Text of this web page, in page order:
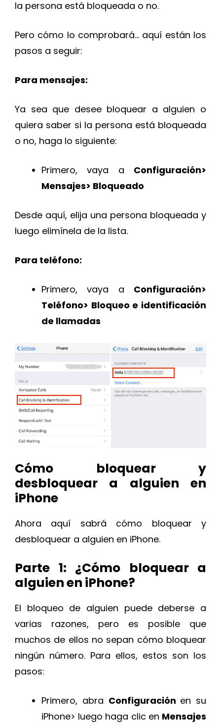
la persona está bloqueada o no.
Pero cómo lo comprobará… aquí están los
pasos a seguir:
Para mensajes:
Ya sea que desee bloquear a alguien o
quiera saber si la persona está bloqueada
o no, haga lo siguiente:
Primero, vaya a Configuración>
Mensajes> Bloqueado
Desde aquí, elija una persona bloqueada y
luego elimínela de la lista.
Para teléfono:
Primero, vaya a Configuración>
Teléfono> Bloqueo e identificación
de llamadas
Cómo bloquear y
desbloquear a alguien en
iPhone
Ahora aquí sabrá cómo bloquear y
desbloquear a alguien en iPhone.
Parte 1: ¿Cómo bloquear a
alguien en iPhone?
El bloqueo de alguien puede deberse a
varias razones, pero es posible que
muchos de ellos no sepan cómo bloquear
ningún número. Para ellos, estos son los
pasos:
Primero, abra Configuración en su
iPhone> luego haga clic en Mensajes